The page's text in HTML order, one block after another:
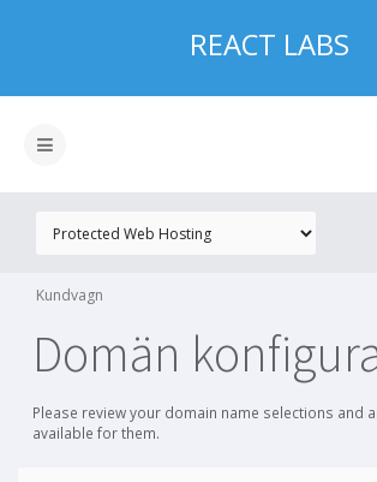
REACT LABS
Kundvagn
Domän
Please review your domain name selections and
available for them.